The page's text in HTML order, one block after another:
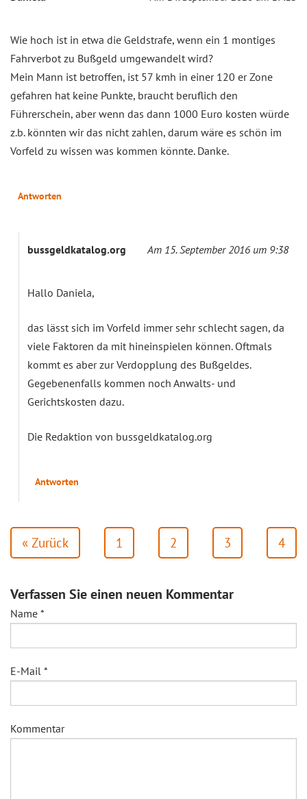
Wie hoch ist in etwa die Geldstrafe, wenn ein 1 montiges
Fahrverbot zu Bußgeld umgewandelt wird?
Mein Mann ist betroffen, ist 57 kmh in einer 120 er Zone
gefahren hat keine Punkte, braucht beruflich den
Führerschein, aber wenn das dann 1000 Euro kosten würde
z.b. könnten wir das nicht zahlen, darum wäre es schön im
Vorfeld zu wissen was kommen könnte. Danke.
Antworten
bussgeldkatalog.org Am 15. September 2016 um 9:38
Hallo Daniela,
das lässt sich im Vorfeld immer sehr schlecht sagen, da
viele Faktoren da mit hineinspielen können. Oftmals
kommt es aber zur Verdopplung des Bußgeldes.
Gegebenenfalls kommen noch Anwalts- und
Gerichtskosten dazu.
Die Redaktion von bussgeldkatalog.org
Antworten
« Zurück 1 2 3 4
Verfassen Sie einen neuen Kommentar
Name *
E-Mail *
Kommentar